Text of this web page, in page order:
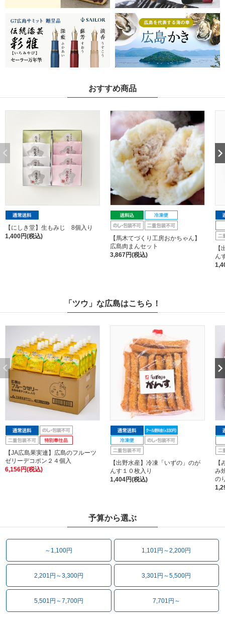
おすすめ商品
【にしき堂】生もみじ 8個入り
1,400円(税込)
【馬木てづくり工房おかちゃん】
広島肉まんセット
3,867円(税込)
ん
「ツウ」な広島はこちら！
【JA広島果実連】広島のフルーツ
ゼリーデコポン２４個入
6,156円(税込)
【出野水産】冷凍「いずの」のが
んす１０枚入り
1,404円(税込)
み
の
予算から選ぶ
～1,100円 1,101円～2,200円
2,201円～3,300円 3,301円～5,500円
5,501円～7,700円 7,701円～